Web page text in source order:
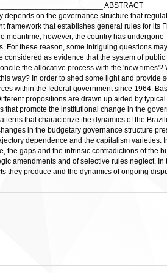
ABSTRACT
on the governance structure that
framework that establishes general rules for its
meantime, however, the country has undergone
For these reason, some intriguing questions
as evidence that the system of public
the allocative process with the 'new times'?
way? In order to shed some light and provide
within the federal government since 1964.
propositions are drawn up aided by typical
that promote the institutional change in the
that characterize the dynamics of the
in the budgetary governance structure
dependence and the capitalism varieties.
the gaps and the intrinsic contradictions of the
amendments and of selective rules neglect. In
they produce and the dynamics of ongoing